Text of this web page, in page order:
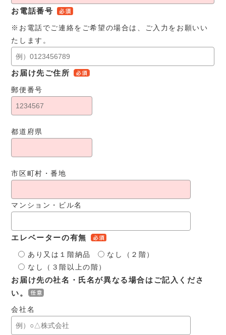
お電話番号
※お電話でご連絡をご希望の場合は、ご入力をお願いい
たします。
お届け先ご住所
郵便番号
都道府県
市区町村・番地
マンション・ビル名
エレベーターの有無
あり又は１階納品
なし（２階）
なし（３階以上の階）
お届け先の社名・氏名が異なる場合はご記入くださ
い。
会社名